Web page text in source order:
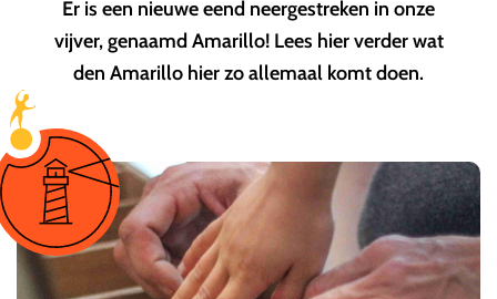
Er is een nieuwe eend neergestreken in onze
vijver, genaamd Amarillo! Lees hier verder wat
den Amarillo hier zo allemaal komt doen.